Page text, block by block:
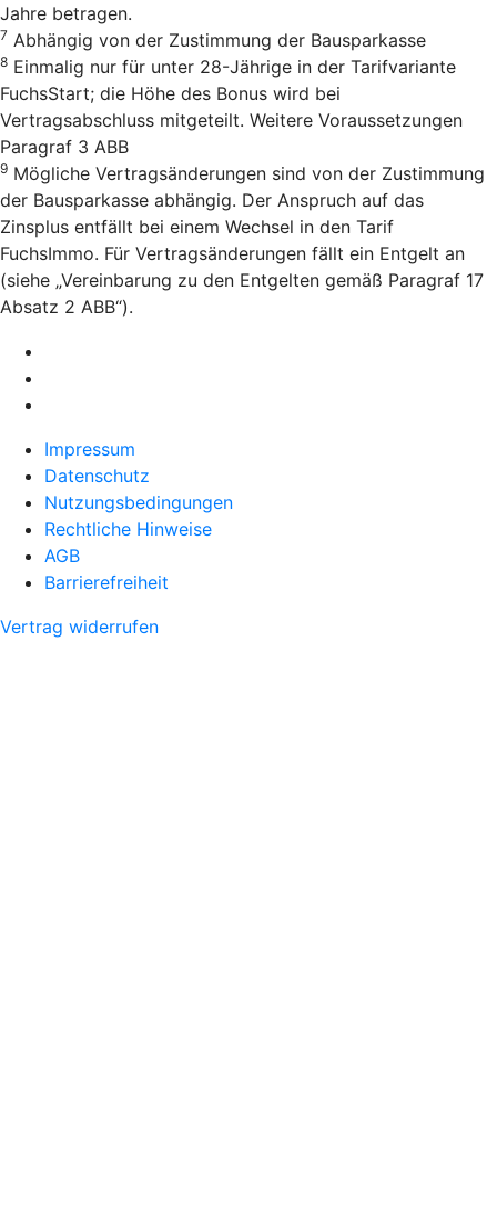
Jahre betragen.
7 Abhängig von der Zustimmung der Bausparkasse
8 Einmalig nur für unter 28-Jährige in der Tarifvariante
FuchsStart; die Höhe des Bonus wird bei
Vertragsabschluss mitgeteilt. Weitere Voraussetzungen
Paragraf 3 ABB
9 Mögliche Vertragsänderungen sind von der Zustimmung
der Bausparkasse abhängig. Der Anspruch auf das
Zinsplus entfällt bei einem Wechsel in den Tarif
FuchsImmo. Für Vertragsänderungen fällt ein Entgelt an
(siehe „Vereinbarung zu den Entgelten gemäß Paragraf 17
Absatz 2 ABB“).
Impressum
Datenschutz
Nutzungsbedingungen
Rechtliche Hinweise
AGB
Barrierefreiheit
Vertrag widerrufen